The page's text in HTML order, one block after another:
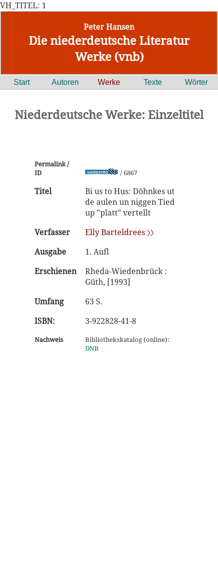
VH_TITEL: 1
Peter Hansen
Die niederdeutsche Literatur
Werke (vnb)
Start Autoren Werke Texte Wörter
Niederdeutsche Werke: Einzeltitel
Permalink /
ID
/ 6867
Titel
Bi us to Hus: Döhnkes ut
de aulen un niggen Tied
up "platt" vertellt
Verfasser
Elly Barteldrees 〉〉
Ausgabe
1. Aufl
Erschienen
Rheda-Wiedenbrück :
Güth, [1993]
Umfang
63 S.
ISBN:
3-922828-41-8
Nachweis
Bibliothekskatalog (online):
DNB